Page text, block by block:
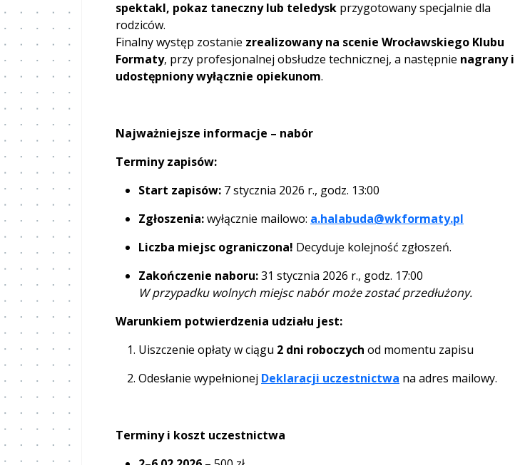
spektakl, pokaz taneczny lub teledysk przygotowany specjalnie dla
rodziców.
Finalny występ zostanie zrealizowany na scenie Wrocławskiego Klubu
Formaty, przy profesjonalnej obsłudze technicznej, a następnie nagrany i
udostępniony wyłącznie opiekunom.
Najważniejsze informacje – nabór
Terminy zapisów:
Start zapisów: 7 stycznia 2026 r., godz. 13:00
Zgłoszenia:wyłącznie mailowo: a.halabuda@wkformaty.pl
Liczba miejsc ograniczona! Decyduje kolejność zgłoszeń.
Zakończenie naboru:31 stycznia 2026 r., godz. 17:00
W przypadku wolnych miejsc nabór może zostać przedłużony.
Warunkiem potwierdzenia udziału jest:
Uiszczenie opłaty w ciągu 2 dni roboczych od momentu zapisu
Odesłanie wypełnionej Deklaracji uczestnictwa na adres mailowy.
Terminy i koszt uczestnictwa